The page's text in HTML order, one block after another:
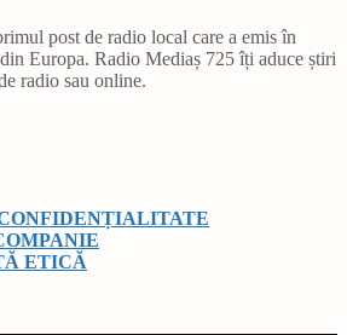
post de radio local care a emis în
Europa. Radio Mediaș 725 îți aduce știri
radio sau online.
ETICĂ